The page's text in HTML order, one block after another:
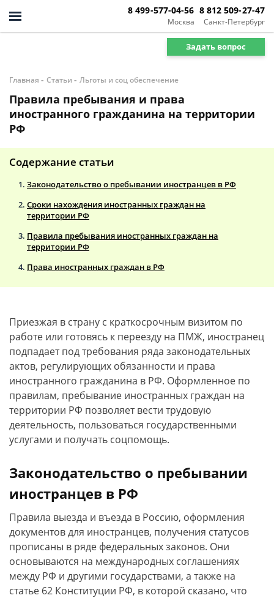
Москва
8 499-577-04-56
Санкт-Петербург
8 812 509-27-47
Задать вопрос
Главная - Статьи - Льготы и соц обеспечение
Правила пребывания и права
иностранного гражданина на территории
РФ
Содержание статьи
Законодательство о пребывании иностранцев в РФ
Сроки нахождения иностранных граждан на
территории РФ
Правила пребывания иностранных граждан на
территории РФ
Права иностранных граждан в РФ
Приезжая в страну с краткосрочным визитом по
работе или готовясь к переезду на ПМЖ, иностранец
подпадает под требования ряда законодательных
актов, регулирующих обязанности и права
иностранного гражданина в РФ. Оформленное по
правилам, пребывание иностранных граждан на
территории РФ позволяет вести трудовую
деятельность, пользоваться государственными
услугами и получать соцпомощь.
Законодательство о пребывании
иностранцев в РФ
Правила выезда и въезда в Россию, оформления
документов для иностранцев, получения статусов
прописаны в ряде федеральных законов. Они
основываются на международных соглашениях
между РФ и другими государствами, а также на
статье 62 Конституции РФ, в которой сказано, что